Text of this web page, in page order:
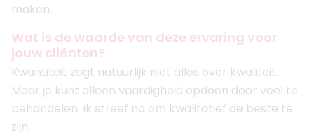
maken.
Wat is de waarde van deze ervaring voor
jouw cliënten?
Kwantiteit zegt natuurlijk niet alles over kwaliteit.
Maar je kunt alleen vaardigheid opdoen door veel te
behandelen. Ik streef na om kwalitatief de beste te
zijn.